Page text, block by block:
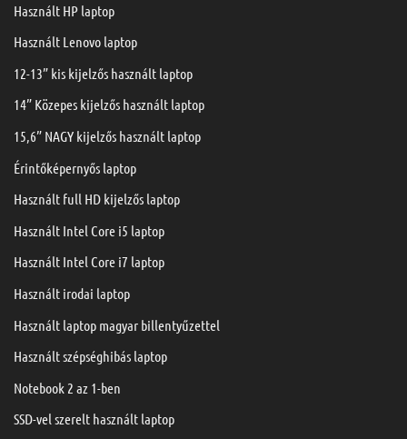
Használt HP laptop
Használt Lenovo laptop
12-13” kis kijelzős használt laptop
14” Közepes kijelzős használt laptop
15,6” NAGY kijelzős használt laptop
Érintőképernyős laptop
Használt full HD kijelzős laptop
Használt Intel Core i5 laptop
Használt Intel Core i7 laptop
Használt irodai laptop
Használt laptop magyar billentyűzettel
Használt szépséghibás laptop
Notebook 2 az 1-ben
SSD-vel szerelt használt laptop